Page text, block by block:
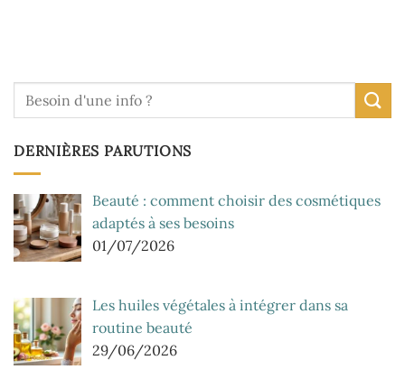
DERNIÈRES PARUTIONS
Beauté : comment choisir des cosmétiques
adaptés à ses besoins
01/07/2026
Les huiles végétales à intégrer dans sa
routine beauté
29/06/2026